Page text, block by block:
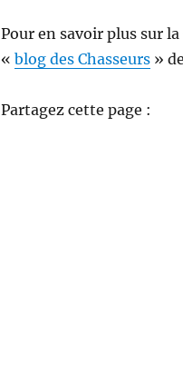
Pour en savoir plus sur
« blog des Chasseurs» de
Partagez cette page :